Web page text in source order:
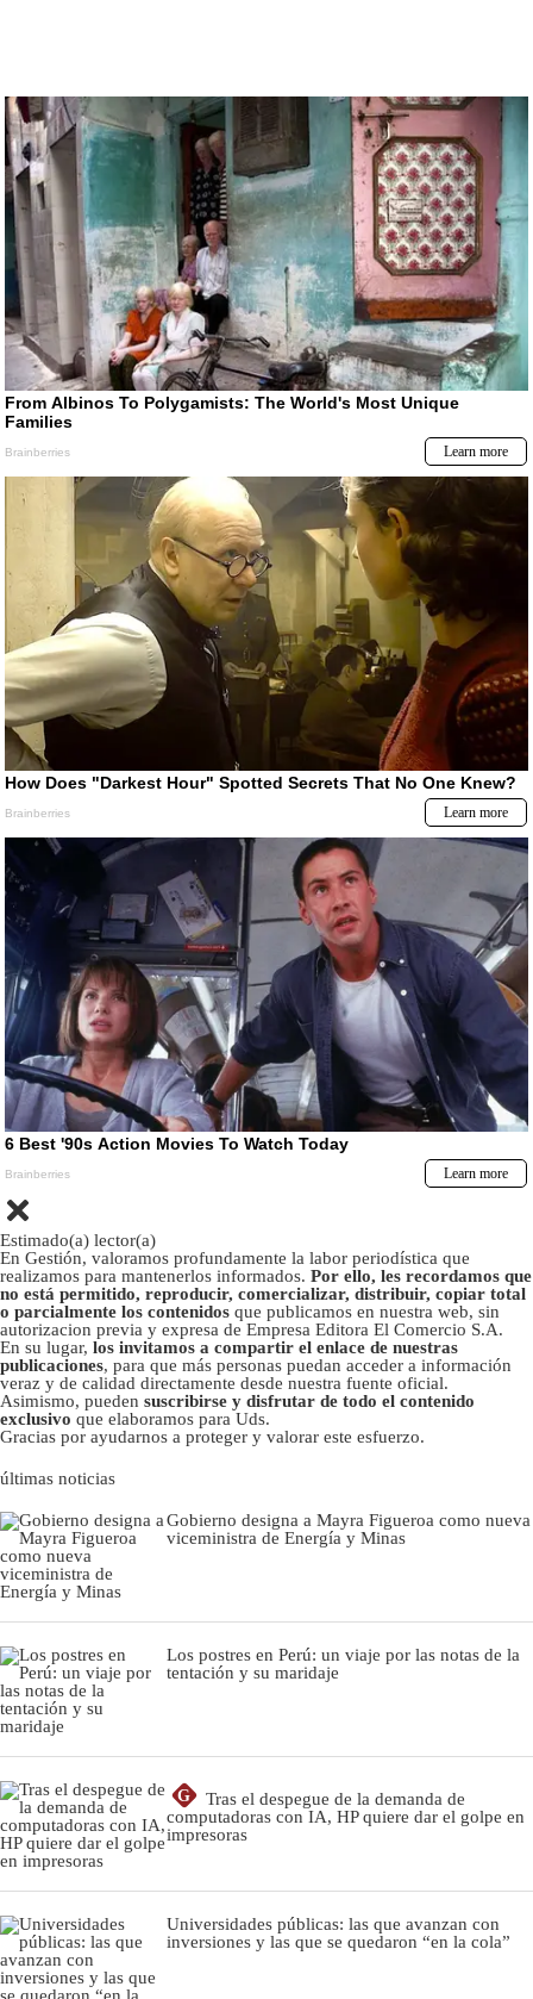
Estimado(a) lector(a)
En Gestión, valoramos profundamente la labor periodística que
realizamos para mantenerlos informados. Por ello, les recordamos que
no está permitido, reproducir, comercializar, distribuir, copiar total
o parcialmente los contenidos que publicamos en nuestra web, sin
autorizacion previa y expresa de Empresa Editora El Comercio S.A.
En su lugar, los invitamos a compartir el enlace de nuestras
publicaciones, para que más personas puedan acceder a información
veraz y de calidad directamente desde nuestra fuente oficial.
Asimismo, pueden suscribirse y disfrutar de todo el contenido
exclusivo que elaboramos para Uds.
Gracias por ayudarnos a proteger y valorar este esfuerzo.
últimas noticias
Gobierno designa a Mayra Figueroa como nueva
viceministra de Energía y Minas
Los postres en Perú: un viaje por las notas de la
tentación y su maridaje
G
Tras el despegue de la demanda de
computadoras con IA, HP quiere dar el golpe en
impresoras
Universidades públicas: las que avanzan con
inversiones y las que se quedaron “en la cola”